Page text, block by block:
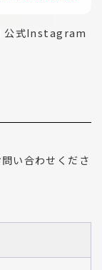
公式Instagram
い合わせくださ